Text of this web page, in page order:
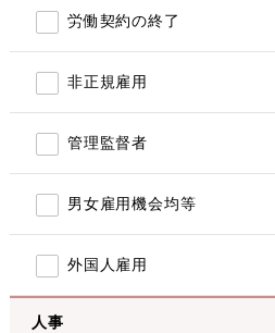
労働契約の終了
非正規雇用
管理監督者
男女雇用機会均等
外国人雇用
人事